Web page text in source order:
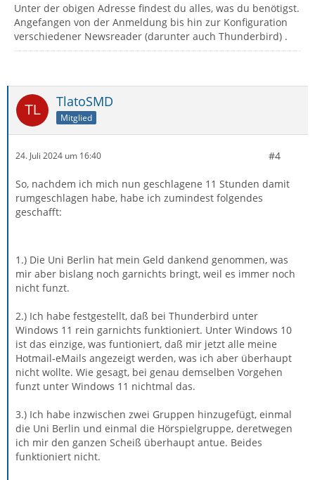
Unter der obigen Adresse findest du alles, was du benötigst.
Angefangen von der Anmeldung bis hin zur Konfiguration
verschiedener Newsreader (darunter auch Thunderbird) .
TlatoSMD
Mitglied
24. Juli 2024 um 16:40 #4
So, nachdem ich mich nun geschlagene 11 Stunden damit
rumgeschlagen habe, habe ich zumindest folgendes
geschafft:
1.) Die Uni Berlin hat mein Geld dankend genommen, was
mir aber bislang noch garnichts bringt, weil es immer noch
nicht funzt.
2.) Ich habe festgestellt, daß bei Thunderbird unter
Windows 11 rein garnichts funktioniert. Unter Windows 10
ist das einzige, was funtioniert, daß mir jetzt alle meine
Hotmail-eMails angezeigt werden, was ich aber überhaupt
nicht wollte. Wie gesagt, bei genau demselben Vorgehen
funzt unter Windows 11 nichtmal das.
3.) Ich habe inzwischen zwei Gruppen hinzugefügt, einmal
die Uni Berlin und einmal die Hörspielgruppe, deretwegen
ich mir den ganzen Scheiß überhaupt antue. Beides
funktioniert nicht.